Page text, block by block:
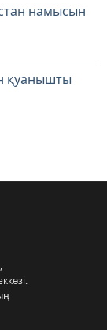
намысын
қуанышты